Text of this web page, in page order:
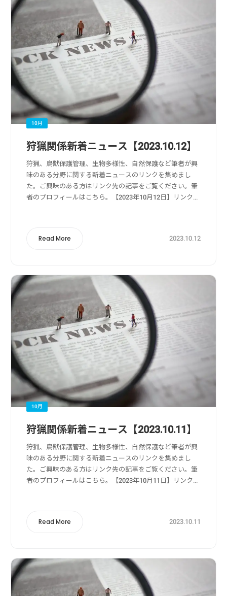
10月
2023.10.12
狩猟関係新着ニュース【2023.10.12】
狩猟、鳥獣保護管理、生物多様性、自然保護など筆者が興
味のある分野に関する新着ニュースのリンクを集めまし
た。ご興味のある方はリンク先の記事をご覧ください。筆
者のプロフィールはこちら。【2023年10月12日】リンク
Read More
10月
2023.10.11
狩猟関係新着ニュース【2023.10.11】
狩猟、鳥獣保護管理、生物多様性、自然保護など筆者が興
味のある分野に関する新着ニュースのリンクを集めまし
た。ご興味のある方はリンク先の記事をご覧ください。筆
者のプロフィールはこちら。【2023年10月11日】リンク
Read More